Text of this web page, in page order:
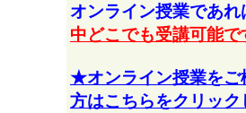
オンライン授業であれ
中どこでも受講可能で
★オンライン授業をご
方はこちらをクリック